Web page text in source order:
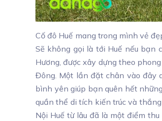
Cố đô Huế mang trong mình vẻ
Sẽ không gọi là tới Huế nếu bạn
Hương, được xây dựng theo
Đông. Một lần đặt chân vào đây
bình yên giúp bạn quên hết
quần thể di tích kiến trúc và
Nội Huế từ lâu đã là một điểm